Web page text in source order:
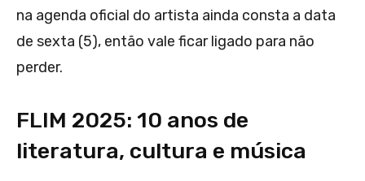
na agenda oficial do artista ainda consta a data
de sexta (5), então vale ficar ligado para não
perder.
FLIM 2025: 10 anos de
literatura, cultura e música